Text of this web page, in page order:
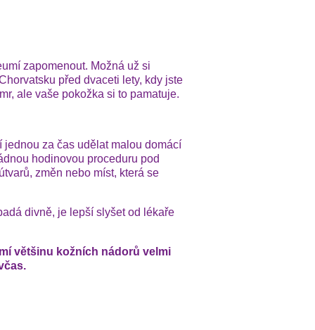
zapomenout. Možná už si
před dvaceti lety, kdy jste
ale vaše pokožka si to pamatuje.
za čas udělat malou domácí
hodinovou proceduru pod
změn nebo míst, která se
divně, je lepší slyšet od lékaře
většinu kožních nádorů velmi